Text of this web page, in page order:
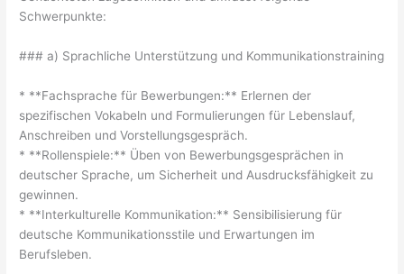
Schwerpunkte:
### a) Sprachliche Unterstützung und Kommunikationstraining
* **Fachsprache für Bewerbungen:** Erlernen der
spezifischen Vokabeln und Formulierungen für Lebenslauf,
Anschreiben und Vorstellungsgespräch.
* **Rollenspiele:** Üben von Bewerbungsgesprächen in
deutscher Sprache, um Sicherheit und Ausdrucksfähigkeit zu
gewinnen.
* **Interkulturelle Kommunikation:** Sensibilisierung für
deutsche Kommunikationsstile und Erwartungen im
Berufsleben.